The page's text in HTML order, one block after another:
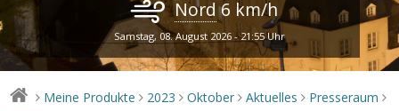
Nord6 km/h
Samstag, 08. August 2026 - 21:55 Uhr
> Meine Produkte > 2023 > Oktober > Aktuelles > Presseraum >